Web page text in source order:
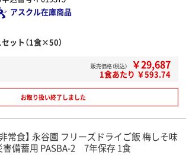
アスクル在庫商品
ット（1食×50）
販売価格（税込） ￥29,687
1食あたり ￥593.74
お取り扱い終了しました
非常食】 永谷園 フリーズドライご飯 梅しそ味
害備蓄用 PASBA-2 7年保存 1食